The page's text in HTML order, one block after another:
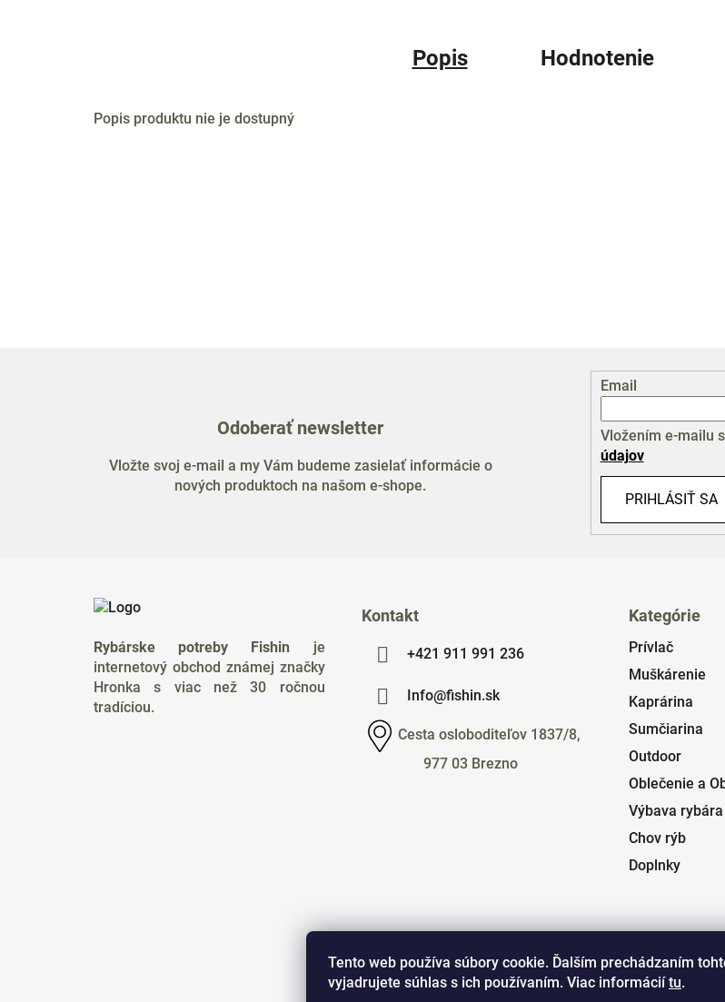
Tento web používa súbory cookie. Ďalším prechádzaním
vyjadrujete súhlas s ich používaním. Viac informáciítu.
Popis Hodnotenie
Popis produktu nie je dostupný
Odoberať newsletter
Vložte svoj e-mail a my Vám budeme zasielať informácie o
nových produktoch na našom e-shope.
Email
Vložením e-mailu
údajov
PRIHLÁSIŤ SA
Rybárske potreby Fishin je
internetový obchod známej značky
Hronka s viac než 30 ročnou
tradíciou.
Kontakt
+421 911 991 236
Info@fishin.sk
Cesta osloboditeľov 1837/8,
977 03 Brezno
Kategórie
Prívlač
Muškárenie
Kaprárina
Sumčiarina
Outdoor
Oblečenie a
Výbava rybára
Chov rýb
Doplnky